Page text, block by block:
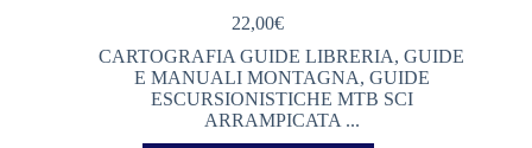
22,00€
CARTOGRAFIA GUIDE LIBRERIA,GUIDE
E MANUALI MONTAGNA, GUIDE
ESCURSIONISTICHE MTB SCI
ARRAMPICATA ...